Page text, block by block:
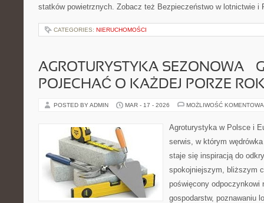
statków powietrznych. Zobacz też Bezpieczeństwo w lotnictwie
CATEGORIES: NIERUCHOMOŚCI
AGROTURYSTYKA SEZONOWA –
POJECHAĆ O KAŻDEJ PORZE
POSTED BY ADMIN MAR - 17 - 2026 MOŻLIWOŚĆ
Agroturystyka w Polsce i
serwis, w którym
staje się inspiracją do
spokojniejszym, bliższym
poświęcony odpoczynkowi
gospodarstw, poznawaniu